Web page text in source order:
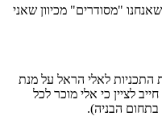
"מסודרים" מכיוון שאני
התכניות לאלי הראל על מנת
לציין כי אלי מוכר לכל
בתחום הבניה).